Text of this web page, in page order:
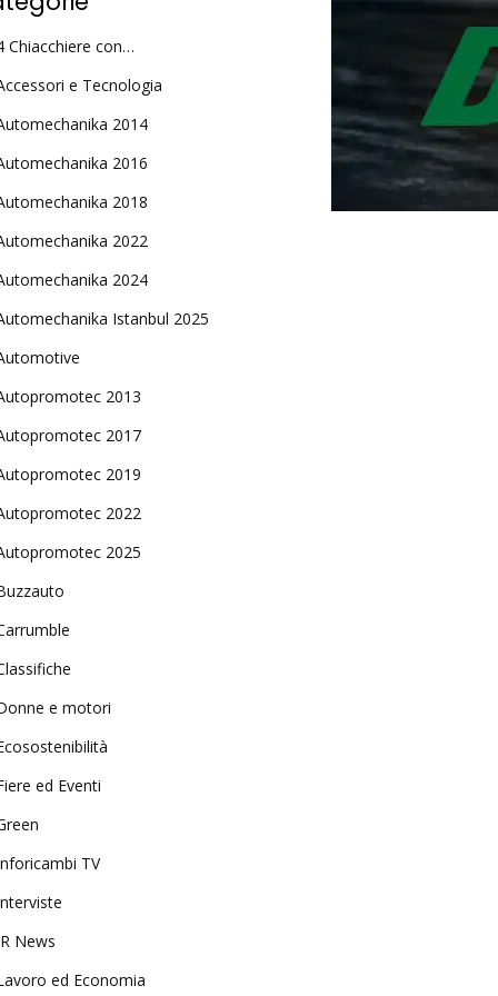
Chiacchiere con…
e Tecnologia
2014
2016
2018
2022
2024
Istanbul 2025
2013
2017
2019
2022
2025
e motori
ed Eventi
TV
News
ed Economia